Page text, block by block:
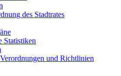
des Stadtrates
Statistiken
und Richtlinien